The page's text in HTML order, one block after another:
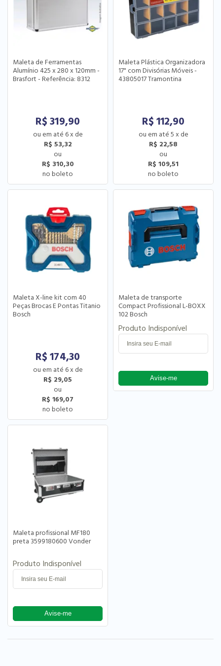
Maleta de Ferramentas
Alumínio 425 x 280 x 120mm -
Brasfort - Referência: 8312
R$ 319,90
6x de
R$ 53,32
R$ 310,30
Maleta Plástica Organizadora
17" com Divisórias Móveis -
43805017 Tramontina
R$ 112,90
5 x de
R$ 22,58
R$ 109,51
Maleta X-line kit com 40
Peças Brocas E Pontas Titanio
Bosch
R$ 174,30
6x de
R$ 29,05
R$ 169,07
Maleta de transporte
Compact Profissional L-BOXX
102 Bosch
Produto Indisponível
Maleta profissional MF180
preta 3599180600 Vonder
Produto Indisponível